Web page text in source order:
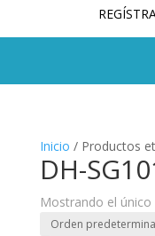
Inicio / Productos
DH-
Mostrando el